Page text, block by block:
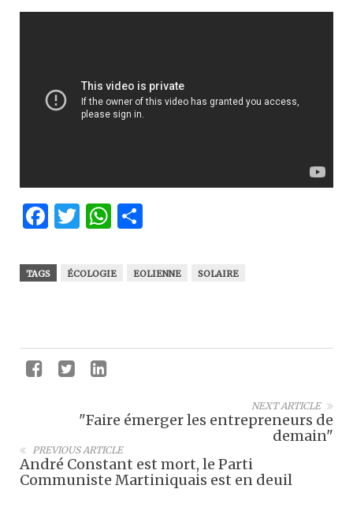
Facebook
Twitter
WhatsApp
TAGS ÉCOLOGIE EOLIENNE SOLAIRE
NEXT ARTICLE
"Faire émerger les entrepreneurs de
demain"
PREVIOUS ARTICLE
André Constant est mort, le Parti
Communiste Martiniquais est en deuil